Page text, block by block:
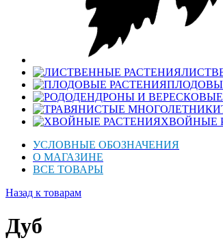
ХВОЙНЫЕ
УСЛОВНЫЕ ОБОЗНАЧЕНИЯ
О МАГАЗИНЕ
ВСЕ ТОВАРЫ
Назад к товарам
Дуб